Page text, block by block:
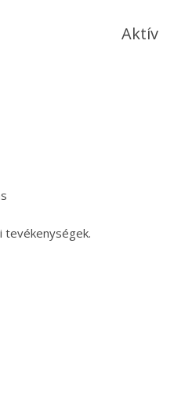
Aktív
tevékenységek.